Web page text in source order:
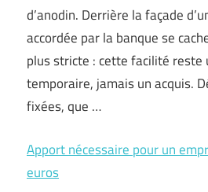
d’anodin. Derrière la façade
accordée par la banque se
plus stricte : cette facilité reste
temporaire, jamais un acquis.
fixées, que …
Apport nécessaire pour un
euros